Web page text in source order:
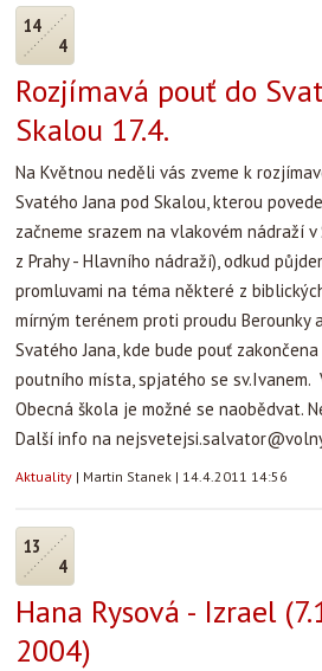
14
4
Rozjímavá pouť do
Skalou 17.4.
Na Květnou neděli vás zveme k
Svatého Jana pod Skalou, kterou
začneme srazem na vlakovém nádraží
z Prahy - Hlavního nádraží), odkud
promluvami na téma některé z
mírným terénem proti proudu Berounky
Svatého Jana, kde bude pouť
poutního místa, spjatého se
Obecná škola je možné se naobědvat.
Další info na
Aktuality | Martin Stanek | 14.4.2011 14:56
13
4
Hana Rysová - Izrael
2004)